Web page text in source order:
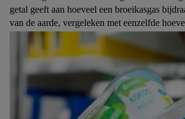
getal geeft aan hoeveel een broeikasgas
van de aarde, vergeleken met eenzelfde
diensten worden weergegeven, als
eindapparaten en Lidl-diensten, met behulp
e-mailadres en met eventuele andere
identifiers waarover Criteo S.A. beschikt,
worden toegewezen.
Onder "Aanpassen" kun je aangeven met
vergelijkbare technieken en met welke
je instemt. Verder kan je er meer